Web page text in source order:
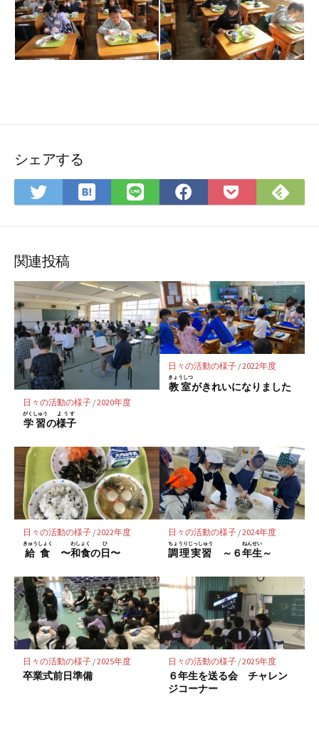
シェアする
Twitter
ェ
ア
は
ッ
ク
マ
ー
ク
に
保
存
LINE
ア
Facebook
ア
Pocket
Feedly
関連投稿
日々の活動の様子/2020年度
学習
がくしゅう
の様子
ようす
日々の活動の様子/2022年度
教室
きょうしつ
がきれいになりました
日々の活動の様子/2022年度
給食
きゅうしょく
〜和食
わしょく
の日
ひ
〜
日々の活動の様子/2024年度
調理実習
ちょうりじっしゅう
～６年生
ねんせい
～
日々の活動の様子/2025年度
卒業式前日準備
日々の活動の様子/2025年度
６年生を送る会 チャレン
ジコーナー